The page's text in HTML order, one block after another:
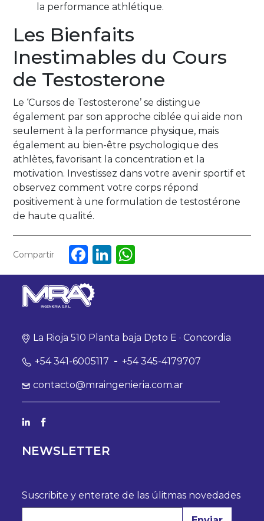
la performance athlétique.
Les Bienfaits
Inestimables du Cours
de Testosterone
Le ‘Cursos de Testosterone’ se distingue
également par son approche ciblée qui aide non
seulement à la performance physique, mais
également au bien-être psychologique des
athlètes, favorisant la concentration et la
motivation. Investissez dans votre avenir sportif et
observez comment votre corps répond
positivement à une formulation de testostérone
de haute qualité.
Compartir Facebook
LinkedIn
WhatsApp
La Rioja 510 Planta baja Dpto E · Concordia
+54 341-6005117 - +54 345-4179707
contacto@mraingenieria.com.ar
NEWSLETTER
Suscribite y enterate de las úlitmas novedades